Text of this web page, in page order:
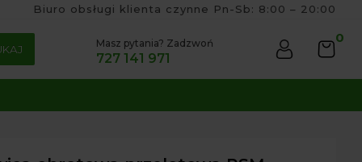
Biuro obsługi klienta czynne Pn-Sb: 8:00 – 20:00
Masz pytania? Zadzwoń
727 141 971
0